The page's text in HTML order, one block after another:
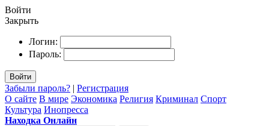
Войти
Закрыть
Логин:
Пароль:
Войти
Забыли пароль? | Регистрация
О сайте В мире Экономика Религия Криминал Спорт
Культура Инопресса
Находка Онлайн